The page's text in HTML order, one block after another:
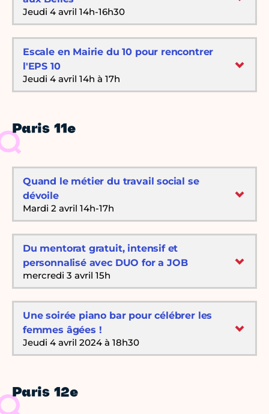
Jeudi 4 avril 14h-16h30
Escale en Mairie du 10 pour rencontrer
l'EPS 10
Jeudi 4 avril 14h à 17h
Paris 11e
Quand le métier du travail social se
dévoile
Mardi 2 avril 14h-17h
Du mentorat gratuit, intensif et
personnalisé avec DUO for a JOB
mercredi 3 avril 15h
Une soirée piano bar pour célébrer les
femmes âgées !
Jeudi 4 avril 2024 à 18h30
Paris 12e